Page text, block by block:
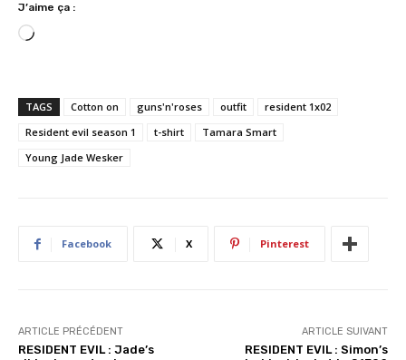
J’aime ça :
C
r
g
e
m
…
TAGS Cotton on guns'n'roses outfit
resident 1x02
Resident evil season 1
t-shirt
Tamara Smart
Young Jade Wesker
Facebook X Pinterest
ARTICLE PRÉCÉDENT
RESIDENT EVIL : Jade’s
ARTICLE SUIVANT
RESIDENT EVIL : Simon’s